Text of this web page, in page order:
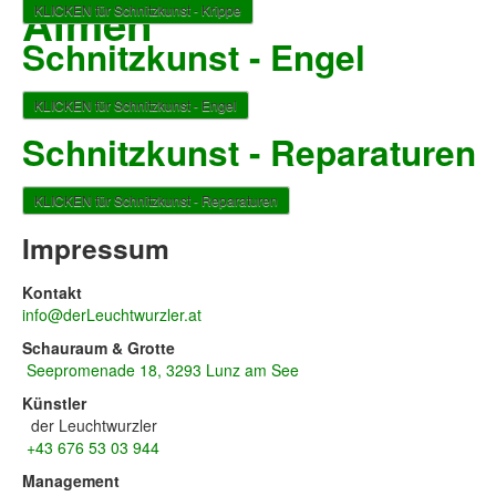
Almen
KLICKEN für Schnitzkunst - Krippe
Schnitzkunst - Engel
KLICKEN für Schnitzkunst - Engel
Schnitzkunst - Reparaturen
KLICKEN für Schnitzkunst - Reparaturen
Impressum
Kontakt
info@derLeuchtwurzler.at
Schauraum & Grotte
Seepromenade 18, 3293 Lunz am See
Künstler
der Leuchtwurzler
+43 676 53 03 944
Management